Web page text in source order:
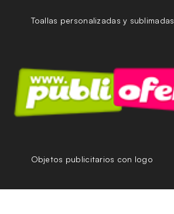
Toallas personalizadas y sublimadas
Objetos publicitarios con logo